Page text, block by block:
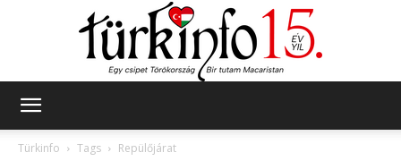
Türkinfo
Tags Repülőjárat